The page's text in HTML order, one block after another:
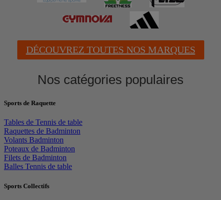
DÉCOUVREZ TOUTES NOS MARQUES
Nos catégories populaires
Sports de Raquette
Tables de Tennis de table
Raquettes de Badminton
Volants Badminton
Poteaux de Badminton
Filets de Badminton
Balles Tennis de table
Sports Collectifs